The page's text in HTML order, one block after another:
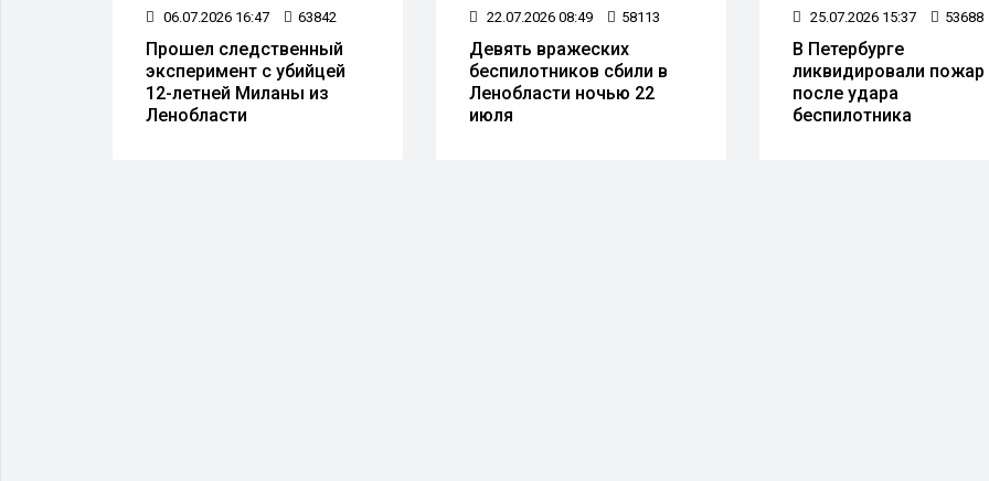
06.07.2026 16:47 63842
Прошел следственный
эксперимент с убийцей
12-летней Миланы из
Ленобласти
22.07.2026 08:49 58113
Девять вражеских
беспилотников сбили в
Ленобласти ночью 22
июля
25.07.2026 15:37 53688
В Петербурге
ликвидировали пожар
после удара
беспилотника